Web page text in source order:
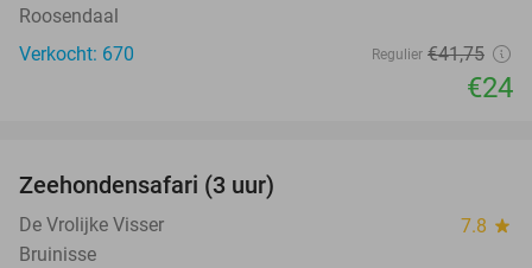
Roosendaal
Verkocht: 670
Regulier €41,75
€24
Zeehondensafari (3 uur)
De Vrolijke Visser 7.8 star
Bruinisse